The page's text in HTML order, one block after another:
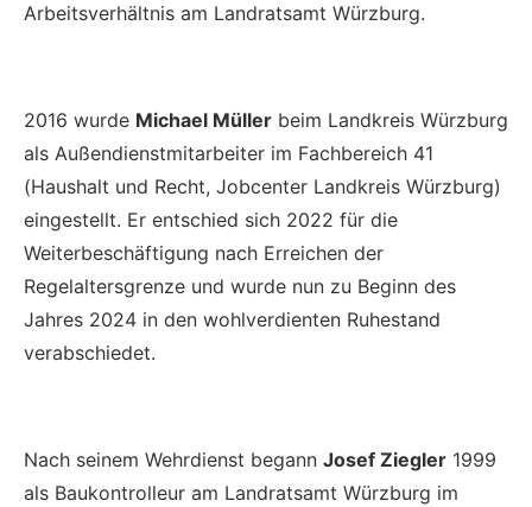
Arbeitsverhältnis am Landratsamt Würzburg.
2016 wurde Michael Müller beim Landkreis Würzburg
als Außendienstmitarbeiter im Fachbereich 41
(Haushalt und Recht, Jobcenter Landkreis Würzburg)
eingestellt. Er entschied sich 2022 für die
Weiterbeschäftigung nach Erreichen der
Regelaltersgrenze und wurde nun zu Beginn des
Jahres 2024 in den wohlverdienten Ruhestand
verabschiedet.
Nach seinem Wehrdienst begann Josef Ziegler 1999
als Baukontrolleur am Landratsamt Würzburg im